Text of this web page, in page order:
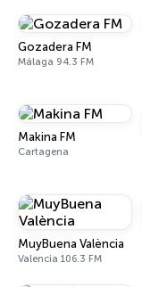
Gozadera FM
Málaga 94.3 FM
Makina FM
Cartagena
MuyBuena València
Valencia 106.3 FM